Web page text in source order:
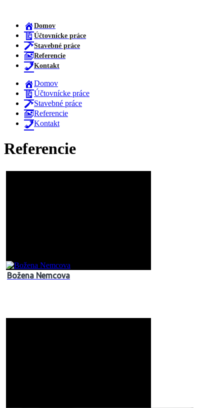
Domov
Účtovnícke práce
Stavebné práce
Referencie
Kontakt
Domov
Účtovnícke práce
Stavebné práce
Referencie
Kontakt
Referencie
Božena Nemcova